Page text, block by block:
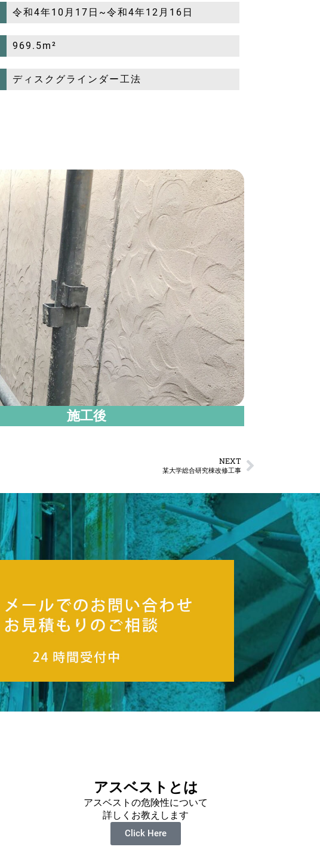
令和4年10月17日~令和4年12月16日
969.5m²
ディスクグラインダー工法
施工後
NEXT
某大学総合研究棟改修工事
アスベストとは
アスベストの危険性について
詳しくお教えします
Click Here